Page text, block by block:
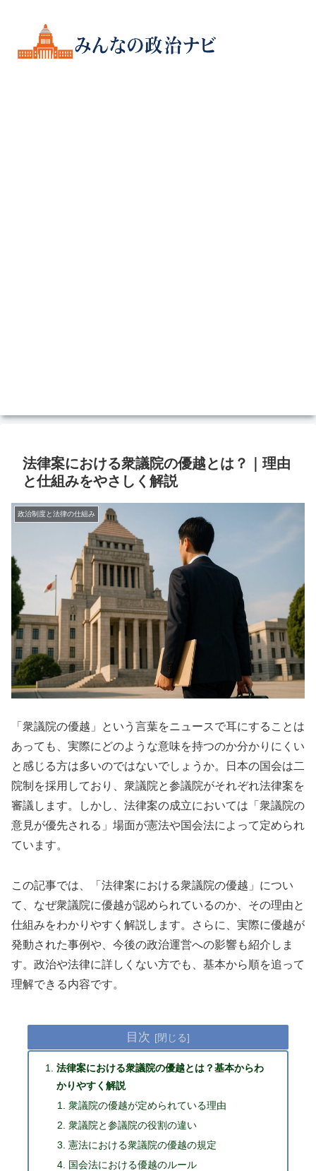
法律案における衆議院の優越とは？｜理由
と仕組みをやさしく解説
政治制度と法律の仕組み
「衆議院の優越」という言葉をニュースで耳にすることは
あっても、実際にどのような意味を持つのか分かりにくい
と感じる方は多いのではないでしょうか。日本の国会は二
院制を採用しており、衆議院と参議院がそれぞれ法律案を
審議します。しかし、法律案の成立においては「衆議院の
意見が優先される」場面が憲法や国会法によって定められ
ています。
この記事では、「法律案における衆議院の優越」につい
て、なぜ衆議院に優越が認められているのか、その理由と
仕組みをわかりやすく解説します。さらに、実際に優越が
発動された事例や、今後の政治運営への影響も紹介しま
す。政治や法律に詳しくない方でも、基本から順を追って
理解できる内容です。
目次
法律案における衆議院の優越とは？基本からわ
かりやすく解説
衆議院の優越が定められている理由
衆議院と参議院の役割の違い
憲法における衆議院の優越の規定
国会法における優越のルール